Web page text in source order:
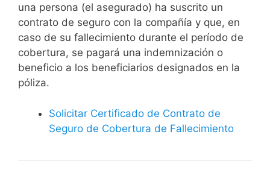
una persona (el asegurado) ha suscrito un
contrato de seguro con la compañía y que, en
caso de su fallecimiento durante el período de
cobertura, se pagará una indemnización o
beneficio a los beneficiarios designados en la
póliza.
Solicitar Certificado de Contrato de
Seguro de Cobertura de Fallecimiento